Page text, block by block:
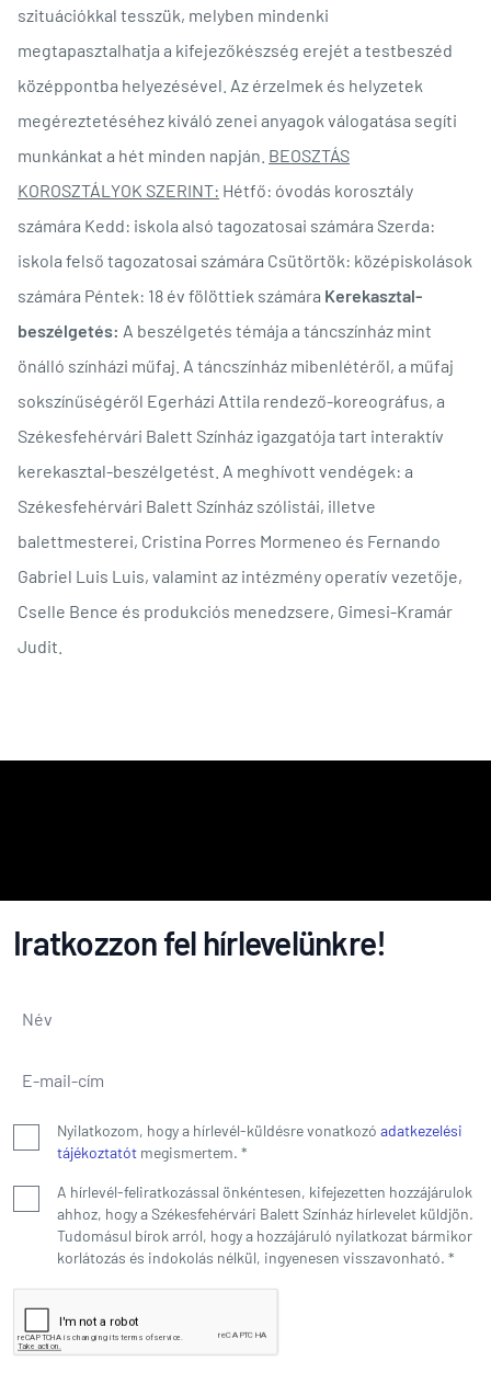
szituációkkal tesszük, melyben mindenki
megtapasztalhatja a kifejezőkészség erejét a testbeszéd
középpontba helyezésével. Az érzelmek és helyzetek
megéreztetéséhez kiváló zenei anyagok válogatása segíti
munkánkat a hét minden napján. BEOSZTÁS
KOROSZTÁLYOK SZERINT: Hétfő: óvodás korosztály
számára Kedd: iskola alsó tagozatosai számára Szerda:
iskola felső tagozatosai számára Csütörtök: középiskolások
számára Péntek: 18 év fölöttiek számára Kerekasztal-
beszélgetés: A beszélgetés témája a táncszínház mint
önálló színházi műfaj. A táncszínház mibenlétéről, a műfaj
sokszínűségéről Egerházi Attila rendező-koreográfus, a
Székesfehérvári Balett Színház igazgatója tart interaktív
kerekasztal-beszélgetést. A meghívott vendégek: a
Székesfehérvári Balett Színház szólistái, illetve
balettmesterei, Cristina Porres Mormeneo és Fernando
Gabriel Luis Luis, valamint az intézmény operatív vezetője,
Cselle Bence és produkciós menedzsere, Gimesi-Kramár
Judit.
Iratkozzon fel hírlevelünkre!
Nyilatkozom, hogy a hírlevél-küldésre vonatkozó adatkezelési
tájékoztatót megismertem. *
A hírlevél-feliratkozással önkéntesen, kifejezetten hozzájárulok
ahhoz, hogy a Székesfehérvári Balett Színház hírlevelet küldjön.
Tudomásul bírok arról, hogy a hozzájáruló nyilatkozat bármikor
korlátozás és indokolás nélkül, ingyenesen visszavonható. *